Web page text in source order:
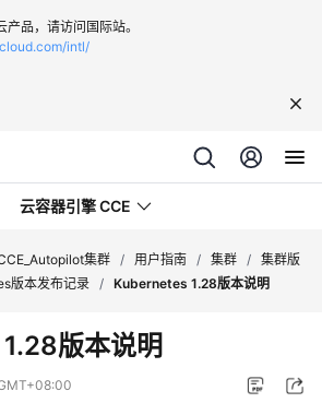
品，请访问国际站。
intl/
云容器引擎 CCE
集群 / 用户指南 / 集群 / 集群版
版本发布记录 / Kubernetes 1.28版本说明
版本说明